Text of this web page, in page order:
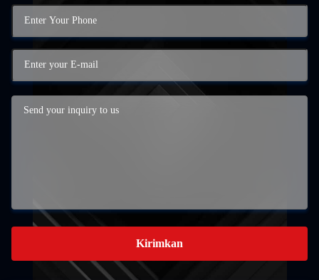
Kirimkan